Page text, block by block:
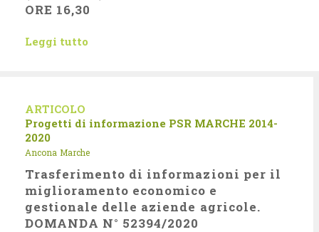
ORE 16,30
Leggi tutto
ARTICOLO
Progetti di informazione PSR MARCHE 2014-
2020
Ancona Marche
Trasferimento di informazioni per il
miglioramento economico e
gestionale delle aziende agricole.
DOMANDA N° 52394/2020